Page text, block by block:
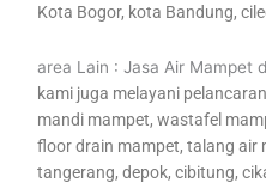
Kota Bogor, kota Bandung,
area Lain : Jasa Air Mampet
kami juga melayani
mandi mampet, wastafel
floor drain mampet, talang air
tangerang, depok, cibitung,